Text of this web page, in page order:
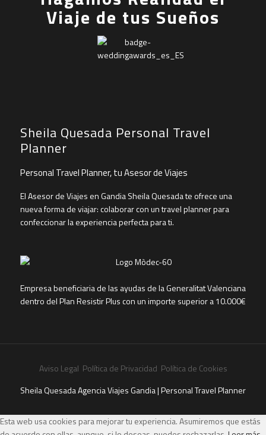
Viaje de tus Sueños
Sheila Quesada Personal Travel
Planner
Personal Travel Planner, tu Asesor de Viajes
El Asesor de Viajes en Gandia Sheila Quesada te ofrece una
nueva forma de viajar: colaborar con un travel planner para
confeccionar la experiencia perfecta para ti.
Empresa beneficiaria de las ayudas de la Generalitat Valenciana
dentro del Plan Resistir Plus con un importe superior a 10.000€
Aviso Legal Política de Privacidad Política de Cookies
Sheila Quesada Agencia Viajes Gandia | Personal Travel Planner
Esta web usa cookies para mejorar tu experiencia. Asumiremos que estás